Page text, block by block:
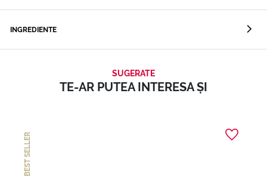
INGREDIENTE
SUGERATE
TE-AR PUTEA INTERESA ȘI
BEST SELLER